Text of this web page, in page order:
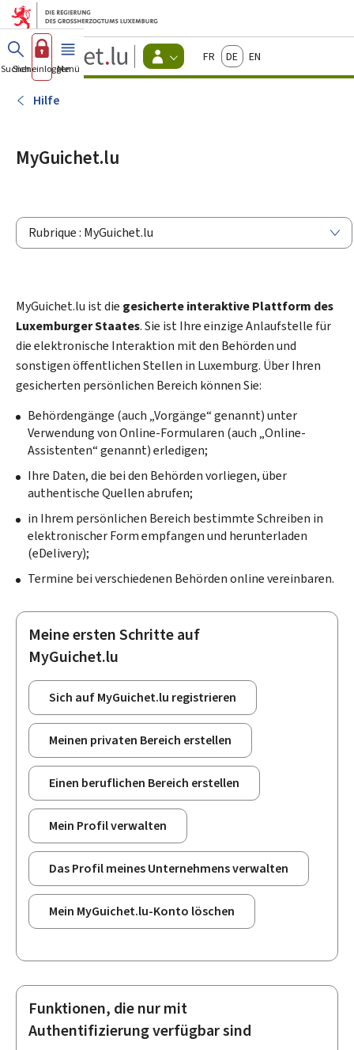
Zum Hauptmenü
Zum Inhalt
Guichet.lu
Changer
d'espace
FrançaisDeutschEnglish
Suchen
Sich einloggen
Menü Haupt-
Hilfe
MyGuichet.lu
Rubrique : MyGuichet.lu
MyGuichet.lu ist die gesicherte interaktive Plattform des
Luxemburger Staates. Sie ist Ihre einzige Anlaufstelle für
die elektronische Interaktion mit den Behörden und
sonstigen öffentlichen Stellen in Luxemburg. Über Ihren
gesicherten persönlichen Bereich können Sie:
Behördengänge (auch „Vorgänge“ genannt) unter
Verwendung von Online-Formularen (auch „Online-
Assistenten“ genannt) erledigen;
Ihre Daten, die bei den Behörden vorliegen, über
authentische Quellen abrufen;
in Ihrem persönlichen Bereich bestimmte Schreiben in
elektronischer Form empfangen und herunterladen
(eDelivery);
Termine bei verschiedenen Behörden online vereinbaren.
Meine ersten Schritte auf
MyGuichet.lu
Sich auf MyGuichet.lu registrieren
Meinen privaten Bereich erstellen
Einen beruflichen Bereich erstellen
Mein Profil verwalten
Das Profil meines Unternehmens verwalten
Mein MyGuichet.lu-Konto löschen
Funktionen, die nur mit
Authentifizierung verfügbar sind